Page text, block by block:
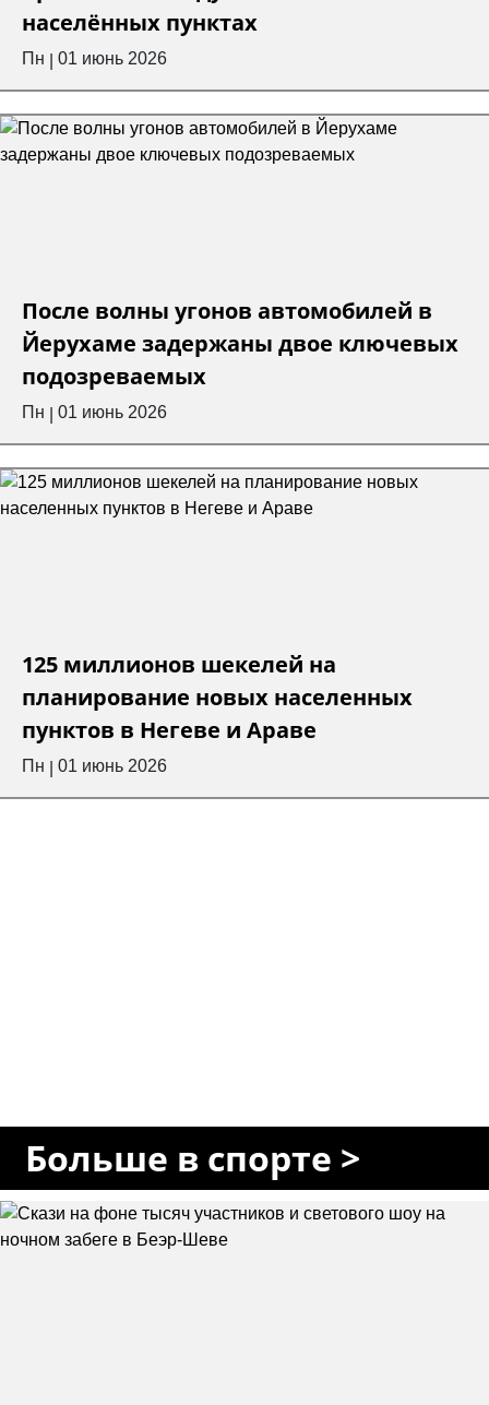
населённых пунктах
Пн 01 июнь 2026
После волны угонов автомобилей в
Йерухаме задержаны двое ключевых
подозреваемых
Пн 01 июнь 2026
125 миллионов шекелей на
планирование новых населенных
пунктов в Негеве и Араве
Пн 01 июнь 2026
Больше в спорте >